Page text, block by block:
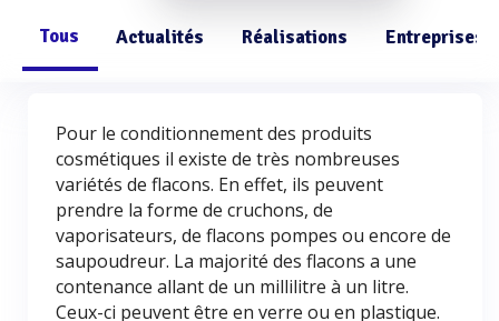
Tous Actualités Réalisations Entreprises
Pour le conditionnement des produits
cosmétiques il existe de très nombreuses
variétés de flacons. En effet, ils peuvent
prendre la forme de cruchons, de
vaporisateurs, de flacons pompes ou encore de
saupoudreur. La majorité des flacons a une
contenance allant de un millilitre à un litre.
Ceux-ci peuvent être en verre ou en plastique.